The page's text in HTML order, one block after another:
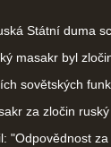
Státní duma
masakr byl
sovětských
za zločin
"Odpovědnost